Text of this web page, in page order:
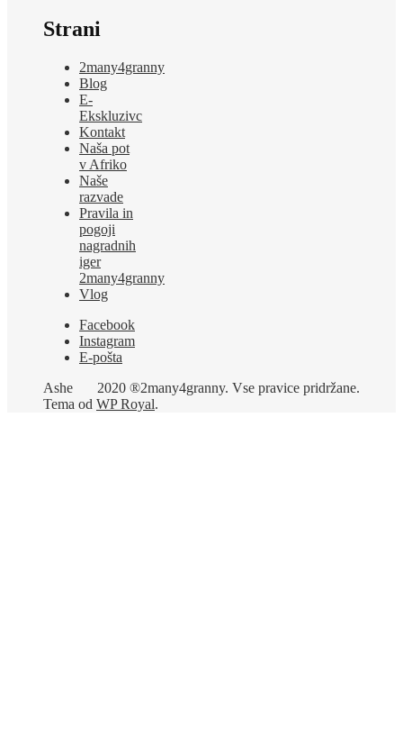
Strani
2many4granny
Blog
E-
Ekskluzivc
Kontakt
Naša pot
v Afriko
Naše
razvade
Pravila in
pogoji
nagradnih
iger
2many4granny
Vlog
Facebook
Instagram
E-pošta
2020 ®2many4granny. Vse pravice pridržane.
Ashe
Tema od WP Royal.